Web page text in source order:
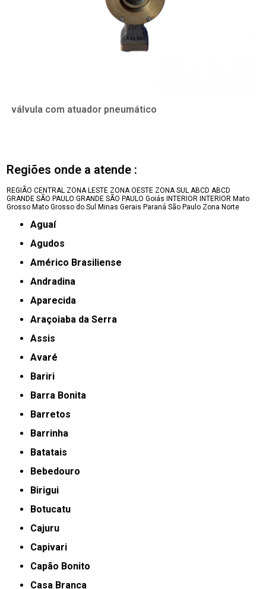
válvula com atuador pneumático
Regiões onde a atende :
REGIÃO CENTRAL ZONA LESTE ZONA OESTE ZONA SUL ABCD ABCD
GRANDE SÃO PAULO GRANDE SÃO PAULO Goiás INTERIOR INTERIOR Mato
Grosso Mato Grosso do Sul Minas Gerais Paraná São Paulo Zona Norte
Aguaí
Agudos
Américo Brasiliense
Andradina
Aparecida
Araçoiaba da Serra
Assis
Avaré
Bariri
Barra Bonita
Barretos
Barrinha
Batatais
Bebedouro
Birigui
Botucatu
Cajuru
Capivari
Capão Bonito
Casa Branca